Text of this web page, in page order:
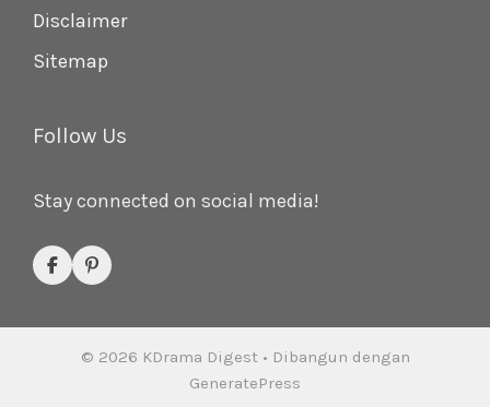
Disclaimer
Sitemap
Follow Us
Stay connected on social media!
© 2026 KDrama Digest• Dibangun dengan
GeneratePress